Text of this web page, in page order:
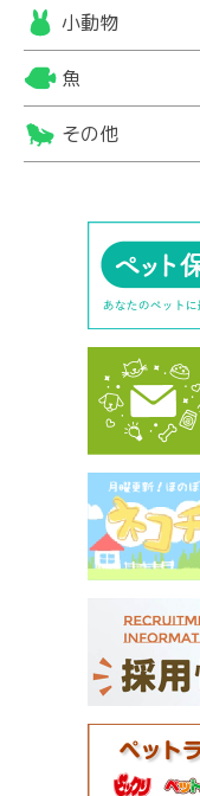
小動物
魚
その他